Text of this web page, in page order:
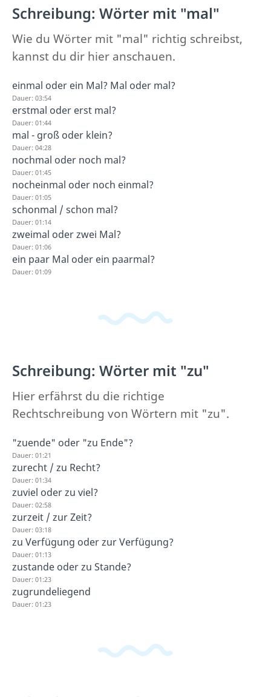
Schreibung: Wörter mit "mal"
Wie du Wörter mit "mal" richtig schreibst,
kannst du dir hier anschauen.
einmal oder ein Mal? Mal oder mal?
Dauer: 03:54
erstmal oder erst mal?
Dauer: 01:44
mal - groß oder klein?
Dauer: 04:28
nochmal oder noch mal?
Dauer: 01:45
nocheinmal oder noch einmal?
Dauer: 01:05
schonmal / schon mal?
Dauer: 01:14
zweimal oder zwei Mal?
Dauer: 01:06
ein paar Mal oder ein paarmal?
Dauer: 01:09
Schreibung: Wörter mit "zu"
Hier erfährst du die richtige
Rechtschreibung von Wörtern mit "zu".
"zuende" oder "zu Ende"?
Dauer: 01:21
zurecht / zu Recht?
Dauer: 01:34
zuviel oder zu viel?
Dauer: 02:58
zurzeit / zur Zeit?
Dauer: 03:18
zu Verfügung oder zur Verfügung?
Dauer: 01:13
zustande oder zu Stande?
Dauer: 01:23
zugrundeliegend
Dauer: 01:23